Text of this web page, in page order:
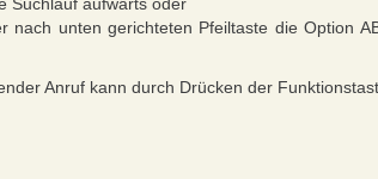
nach unten gerichteten Pfeiltaste die Option
Anruf kann durch Drücken der